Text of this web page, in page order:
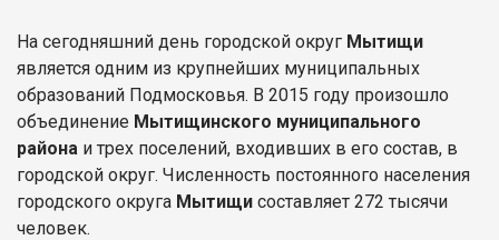
На сегодняшний день городской округ Мытищи
является одним из крупнейших муниципальных
образований Подмосковья. В 2015 году произошло
объединение Мытищинского муниципального
района и трех поселений, входивших в его состав, в
городской округ. Численность постоянного населения
городского округа Мытищи составляет 272 тысячи
человек.